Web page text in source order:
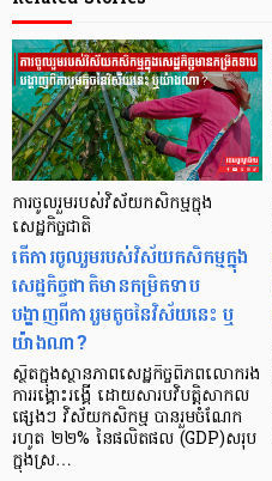
ការចូលរួមរបស់វិស័យកសិកម្មក្នុង
សេដ្ឋកិច្ចជាតិ
តើការចូលរួមរបស់វិស័យកសិកម្មក្នុង
សេដ្ឋកិច្ចជាតិមានកម្រិតទាប
បង្ហាញពីការរួមតូចនៃវិស័យនេះ ឬ
យ៉ាងណា?
ស្ថិតក្នុងស្ថានភាពសេដ្ឋកិច្ចពិភពលោករង
ការរង្គោះរង្គើ ដោយសារបវិបត្តិសាកល
ផ្សេងៗ វិស័យកសិកម្ម បានរួមចំណែក
រហូត ២២% នៃផលិតផល (GDP)សរុប
ក្នុងស្រ…